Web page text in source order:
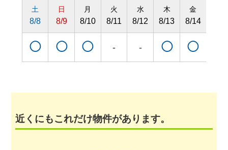
土
8/8
◯
日
8/9
◯
月
8/10
◯
火
8/11
-
水
8/12
-
木
8/13
◯
金
8/14
◯
近くにもこれだけ物件があります。